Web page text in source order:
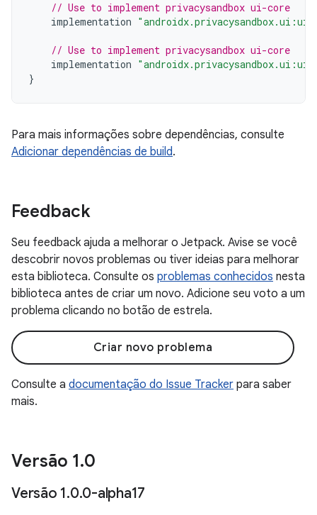
// Use to implement privacysandbox ui-core
implementation
// Use to implement privacysandbox ui-core
implementation
}
Para mais informações sobre dependências, consulte
Adicionar dependências de build.
Feedback
Seu feedback ajuda a melhorar o Jetpack. Avise se você
descobrir novos problemas ou tiver ideias para melhorar
esta biblioteca. Consulte os problemas conhecidos nesta
biblioteca antes de criar um novo. Adicione seu voto a um
problema clicando no botão de estrela.
Criar novo problema
Consulte a documentação do Issue Tracker para saber
mais.
Versão 1.0
Versão 1.0.0-alpha17